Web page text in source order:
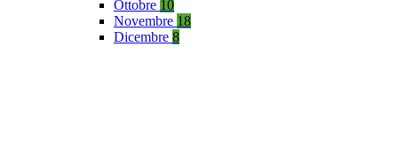
Ottobre 10
Novembre 18
Dicembre 8